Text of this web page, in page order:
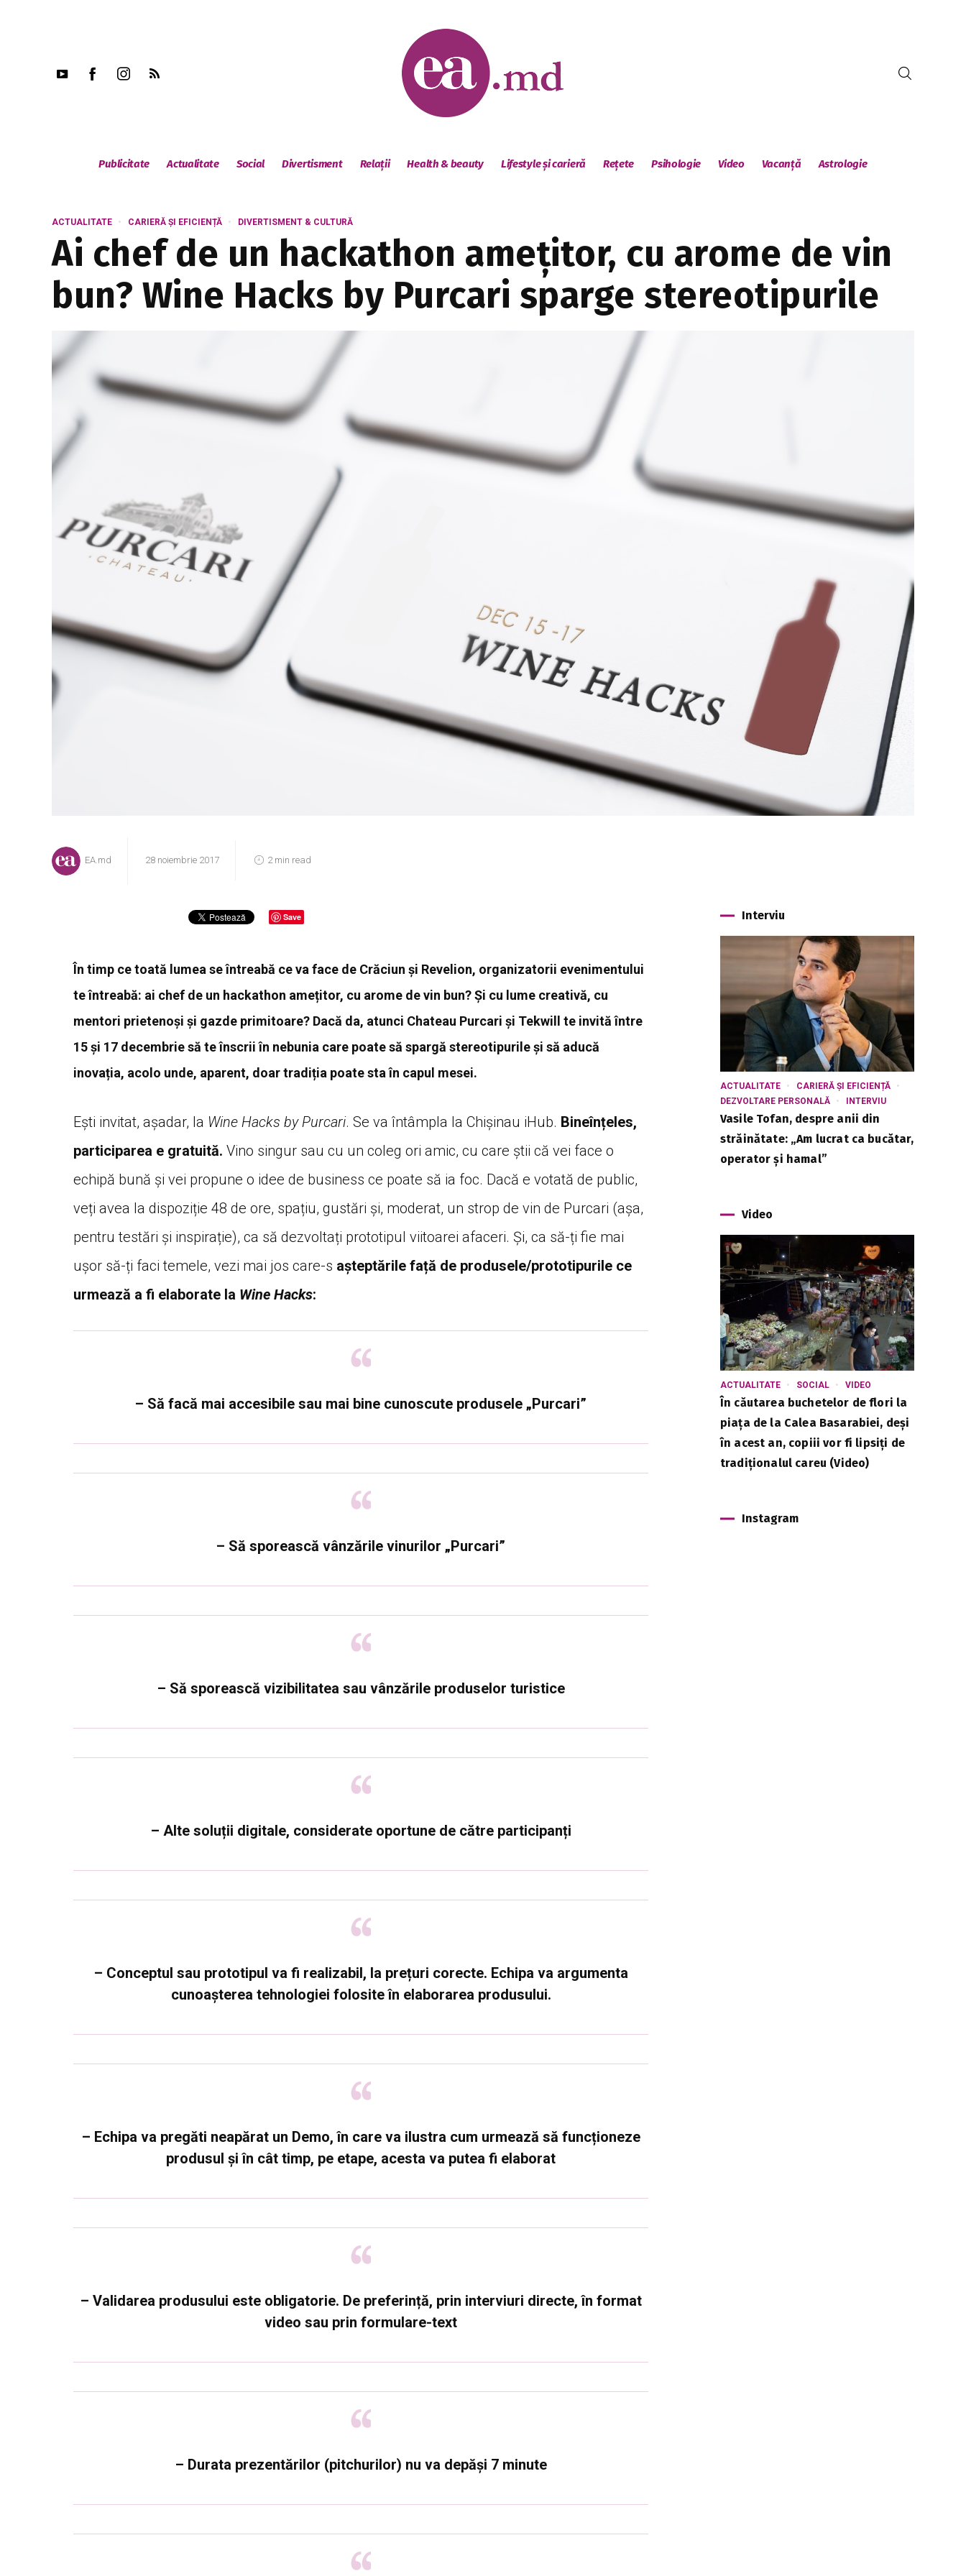
Publicitate Actualitate Social Divertisment Relații Health & beauty Lifestyle și carieră Rețete Psihologie Video Vacanță Astrologie
ACTUALITATE CARIERĂ ȘI EFICIENȚĂ DIVERTISMENT & CULTURĂ
Ai chef de un hackathon amețitor, cu arome de vin
bun? Wine Hacks by Purcari sparge stereotipurile
EA.md 28 noiembrie 2017 2 min read
Save
În timp ce toată lumea se întreabă ce va face de Crăciun și Revelion, organizatorii evenimentului
te întreabă: ai chef de un hackathon amețitor, cu arome de vin bun? Și cu lume creativă, cu
mentori prietenoși și gazde primitoare? Dacă da, atunci Chateau Purcari și Tekwill te invită între
15 și 17 decembrie să te înscrii în nebunia care poate să spargă stereotipurile și să aducă
inovația, acolo unde, aparent, doar tradiția poate sta în capul mesei.
Ești invitat, așadar, la Wine Hacks by Purcari. Se va întâmpla la Chișinau iHub. Bineînțeles,
participarea e gratuită. Vino singur sau cu un coleg ori amic, cu care știi că vei face o
echipă bună și vei propune o idee de business ce poate să ia foc. Dacă e votată de public,
veți avea la dispoziție 48 de ore, spațiu, gustări și, moderat, un strop de vin de Purcari (așa,
pentru testări și inspirație), ca să dezvoltați prototipul viitoarei afaceri. Și, ca să-ți fie mai
ușor să-ți faci temele, vezi mai jos care-s așteptările față de produsele/prototipurile ce
urmează a fi elaborate la Wine Hacks:
– Să facă mai accesibile sau mai bine cunoscute produsele „Purcari”
– Să sporească vânzările vinurilor „Purcari”
– Să sporească vizibilitatea sau vânzările produselor turistice
– Alte soluții digitale, considerate oportune de către participanți
– Conceptul sau prototipul va fi realizabil, la prețuri corecte. Echipa va argumenta
cunoașterea tehnologiei folosite în elaborarea produsului.
– Echipa va pregăti neapărat un Demo, în care va ilustra cum urmează să funcționeze
produsul și în cât timp, pe etape, acesta va putea fi elaborat
– Validarea produsului este obligatorie. De preferință, prin interviuri directe, în format
video sau prin formulare-text
– Durata prezentărilor (pitchurilor) nu va depăși 7 minute
Interviu
ACTUALITATE
CARIERĂ ȘI EFICIENȚĂ
DEZVOLTARE PERSONALĂ
INTERVIU
Vasile Tofan, despre anii din
străinătate: „Am lucrat ca bucătar,
operator și hamal”
Video
ACTUALITATE SOCIAL VIDEO
În căutarea buchetelor de flori la
piața de la Calea Basarabiei, deși
în acest an, copiii vor fi lipsiți de
tradiționalul careu (Video)
Instagram